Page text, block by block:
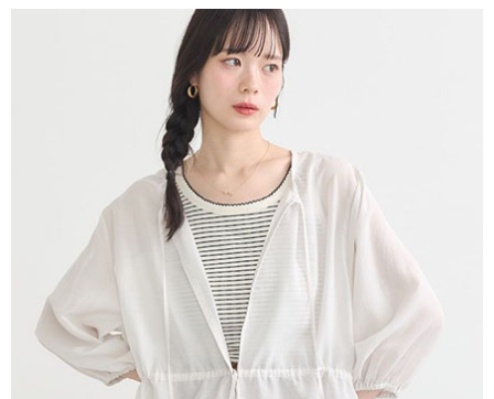
消。如遇「轉專審核」未通過狀況，表示未達大哥付你分期系統評分，恕無
1.分期款項不併入電信帳單，「大哥付你分期」於每月結算日後寄送繳費提
2.透過簡訊連結打開帳單後，可選擇「超商條碼／台灣大直營門市／銀行轉
帳／街口支付／iPASS MONEY」等通路繳費。
1.本服務係由「台灣大哥大股份有限公司」（以下簡稱本公司）所提供，讓
用戶於交易時，得透過本服務購買商品或服務，並由商店將買賣／分期付款
買賣價金債權讓與本公司後，依約使用本公司帳單繳交帳款。
2.基於同意付款使用「大哥付你分期」之契約關係目的，商店將以您的個人
資料（包含姓名、電話或地址）提供予台灣大哥大進項蒐集、處理及利用，
由本公司與您本人進行分期帳單所需資料之確認、核對及更正。
3.完整用戶服務條款，請詳閱以下連結：
https://oppay.tw/userRule
１．簡單：不需註冊會員、不需綁卡、不需儲值。
２．便利：只要手機號碼，簡訊認證，即可結帳。
３．安心：先確認商品／服務後，再付款。
【「AFTEE先享後付」結帳流程】
１．於結帳方式選擇「AFTEE先享後付」後，將跳轉至「AFTEE先享後付」
結帳頁面，進行簡訊認證並確認金額後，即可完成結帳。
２．訂單成立數日內，您將收到繳費通知簡訊。
３．收到繳費通知簡訊後14天內，點擊此簡訊中的連結，可透過四大超商／
ATM／網路銀行／等多元方式進行付款，方視為交易完成。
※ 請注意：結帳手續完成當下不需立刻繳費，但若您需要取消訂單，請聯絡
購買商品的店家。未經商家同意取消之訂單仍視為有效，需透過AFTEE先享
後付繳納相關費用。
※ 交易是否成功請以「AFTEE先享後付 」之結帳頁面顯示為準，若有關於
是否繳費成功／繳費後需取消欲退款等相關疑問，請聯繫「AFTEE先享後付
客戶支援中心」
https://netprotections.freshdesk.com/support/home
【注意事項】
１．透過由恩沛科技股份有限公司提供之「AFTEE先享後付」服務完成之交
易，需依本服務之必要範圍內提供個人資料，並將交易相關給付款項請求債
每筆NT$60，滿NT$388(含以上)免運費
每筆NT$60，滿NT$388(含以上)免運費
萊爾富取貨付款
每筆NT$60，滿NT$888(含以上)免運費
萊爾富純取貨
每筆NT$60，滿NT$888(含以上)免運費
7-11取貨付款
每筆NT$60，滿NT$888(含以上)免運費